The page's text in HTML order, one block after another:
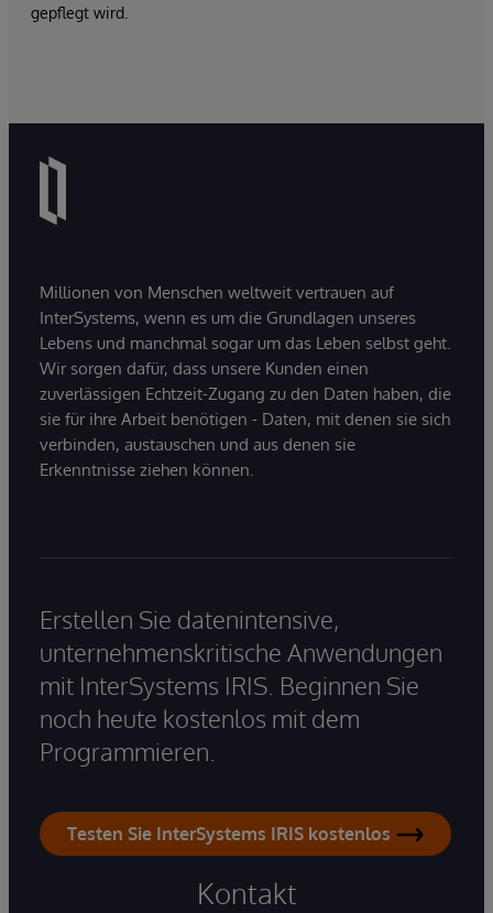
gepflegt wird.
Millionen von Menschen weltweit vertrauen auf
InterSystems, wenn es um die Grundlagen unseres
Lebens und manchmal sogar um das Leben selbst geht.
Wir sorgen dafür, dass unsere Kunden einen
zuverlässigen Echtzeit-Zugang zu den Daten haben, die
sie für ihre Arbeit benötigen - Daten, mit denen sie sich
verbinden, austauschen und aus denen sie
Erkenntnisse ziehen können.
Erstellen Sie datenintensive,
unternehmenskritische Anwendungen
mit InterSystems IRIS. Beginnen Sie
noch heute kostenlos mit dem
Programmieren.
Testen Sie InterSystems IRIS kostenlos
Kontakt